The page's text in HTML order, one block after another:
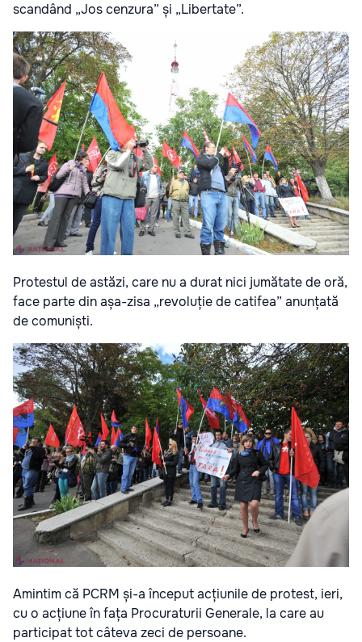
scandând „Jos cenzura” și „Libertate”.
Protestul de astăzi, care nu a durat nici jumătate de oră,
face parte din așa-zisa „revoluție de catifea” anunțată
de comuniști.
Amintim că PCRM și-a început acțiunile de protest, ieri,
cu o acțiune în fața Procuraturii Generale, la care au
participat tot câteva zeci de persoane.